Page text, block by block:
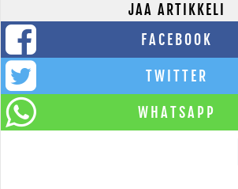
JAA ARTIKKELI
FACEBOOK
TWITTER
WHATSAPP